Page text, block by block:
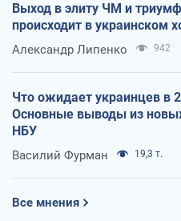
Выход в элиту ЧМ и
происходит в украинском
Александр Липенко 942
Что ожидает украинцев в
Основные выводы из
НБУ
Василий Фурман 19,3 т.
Все мнения